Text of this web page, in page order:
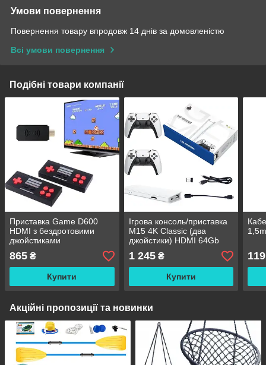
Умови повернення
Повернення товару впродовж 14 днів за домовленістю
Всі умови повернення
Подібні товари компанії
Приставка Game D600
HDMI з бездротовими
джойстиками
865 ₴
Купити
Ігрова консоль/приставка
M15 4K Classic (два
джойстики) HDMI 64Gb
1 245₴
Купити
119
Акційні пропозиції та новинки